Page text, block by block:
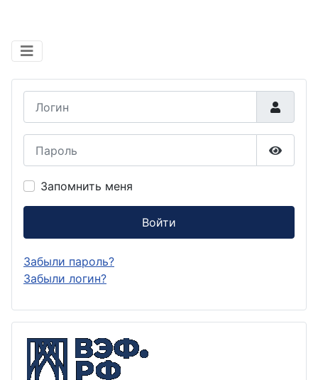
Запомнить меня
Войти
Забыли пароль?
Забыли логин?